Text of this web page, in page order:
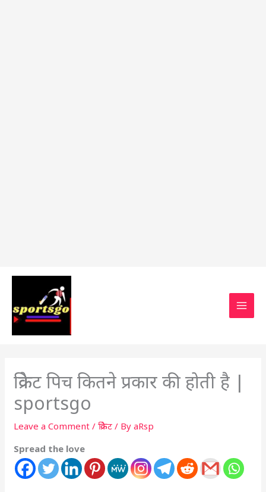
क्रिकेट पिच कितने प्रकार की होती है |
sportsgo
Leave a Comment /क्रिकेट / ByaRsp
Spread the love